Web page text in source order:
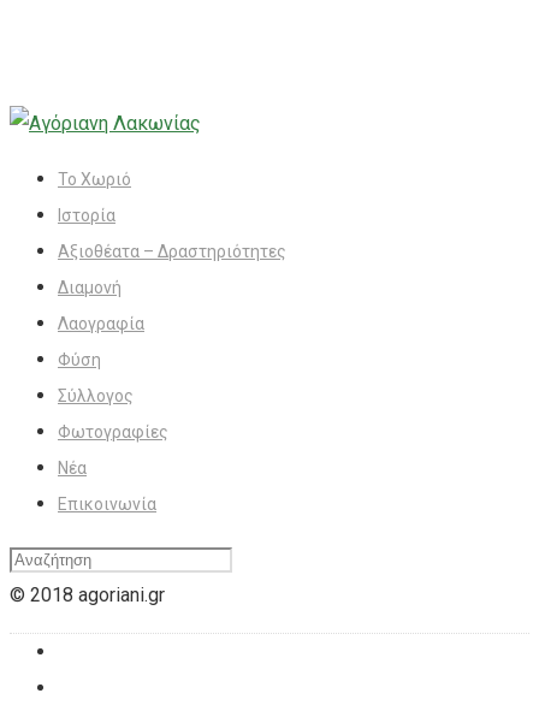
Το Χωριό
Ιστορία
Αξιοθέατα – Δραστηριότητες
Διαμονή
Λαογραφία
Φύση
Σύλλογος
Φωτογραφίες
Νέα
Επικοινωνία
© 2018 agoriani.gr